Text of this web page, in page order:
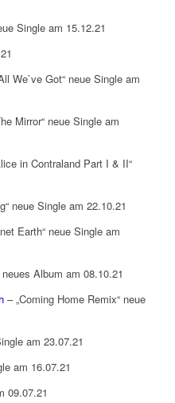
Single am 15.12.21
We`ve Got“ neue Single am
Mirror“ neue Single am
in Contraland Part I & II“
neue Single am 22.10.21
Earth“ neue Single am
neues Album am 08.10.21
– „Coming Home Remix“ neue
am 23.07.21
am 16.07.21
09.07.21